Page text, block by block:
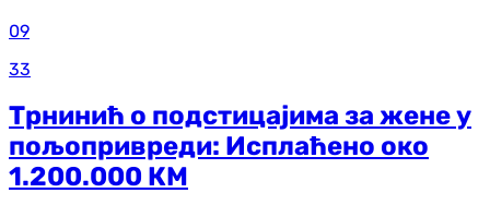
09
33
Трнинић о подстицајима за жене у
пољопривреди: Исплаћено око
1.200.000 КМ